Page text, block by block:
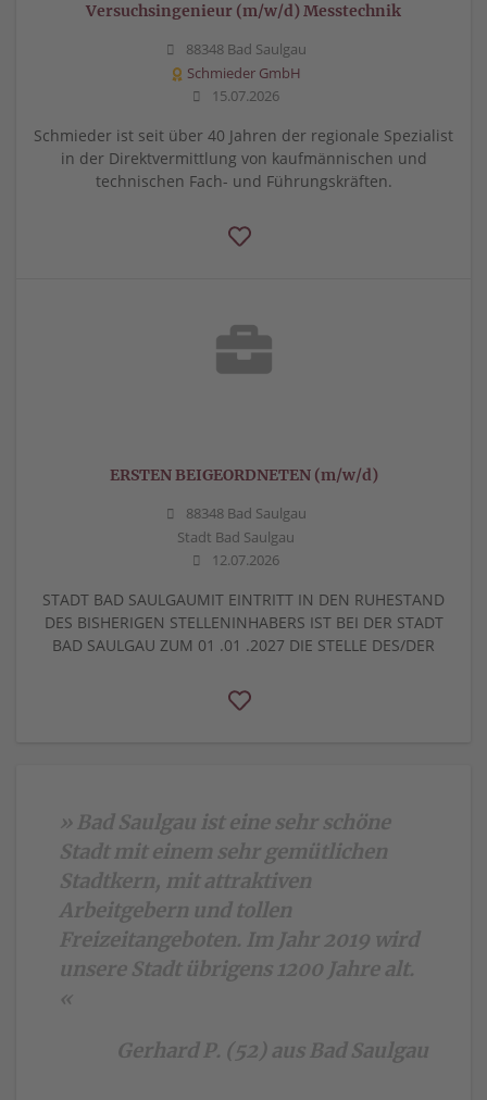
Versuchsingenieur (m/w/d) Messtechnik
88348 Bad Saulgau
Schmieder GmbH
15.07.2026
Schmieder ist seit über 40 Jahren der regionale Spezialist
in der Direktvermittlung von kaufmännischen und
technischen Fach- und Führungskräften.
ERSTEN BEIGEORDNETEN (m/w/d)
88348 Bad Saulgau
Stadt Bad Saulgau
12.07.2026
STADT BAD SAULGAUMIT EINTRITT IN DEN RUHESTAND
DES BISHERIGEN STELLENINHABERS IST BEI DER STADT
BAD SAULGAU ZUM 01 .01 .2027 DIE STELLE DES/DER
» Bad Saulgau ist eine sehr schöne
Stadt mit einem sehr gemütlichen
Stadtkern, mit attraktiven
Arbeitgebern und tollen
Freizeitangeboten. Im Jahr 2019 wird
unsere Stadt übrigens 1200 Jahre alt.
«
Gerhard P. (52) aus Bad Saulgau